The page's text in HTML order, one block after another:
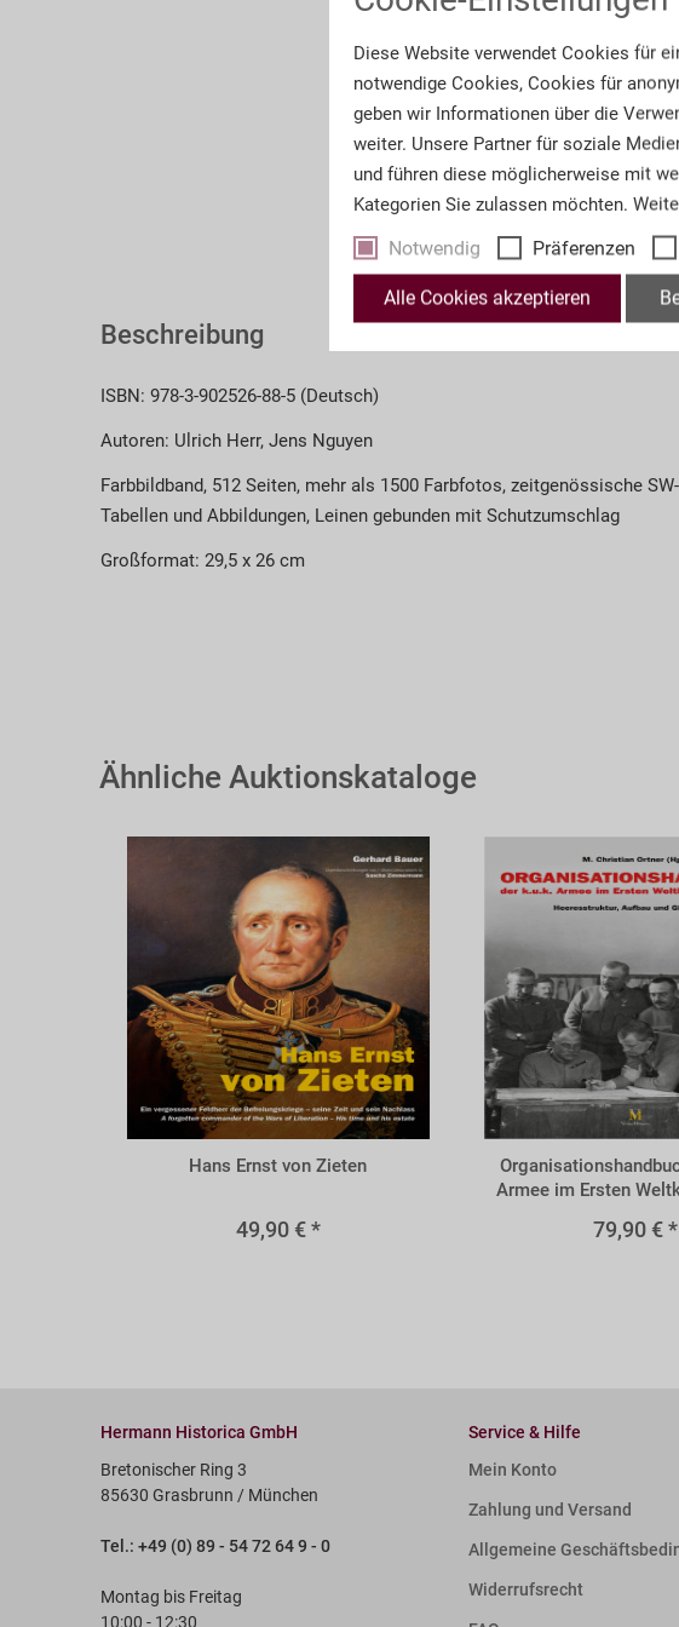
Beschreibung
ISBN: 978-3-902526-88-5 (Deutsch)
Autoren: Ulrich Herr, Jens Nguyen
Farbbildband, 512 Seiten, mehr als 1500 Farbfotos, zeitgenössische
Tabellen und Abbildungen, Leinen gebunden mit Schutzumschlag
Großformat: 29,5 x 26 cm
Ähnliche Auktionskataloge
BZIE
Hans Ernst von Zieten
49,90 € *
BORG
Armee im Ersten
79,90 € *
Hermann Historica GmbH
Bretonischer Ring 3
85630 Grasbrunn / München
Tel.: +49 (0) 89 - 54 72 64 9 - 0
Montag bis Freitag
10:00 - 12:30
Service & Hilfe
Mein Konto
Zahlung und Versand
Allgemeine
Widerrufsrecht
Diese Website verwendet Cookies für
notwendige Cookies, Cookies für
geben wir Informationen über die
weiter. Unsere Partner für soziale
und führen diese möglicherweise mit
Kategorien Sie zulassen möchten.
Notwendig
Präferenzen
Alle Cookies akzeptieren